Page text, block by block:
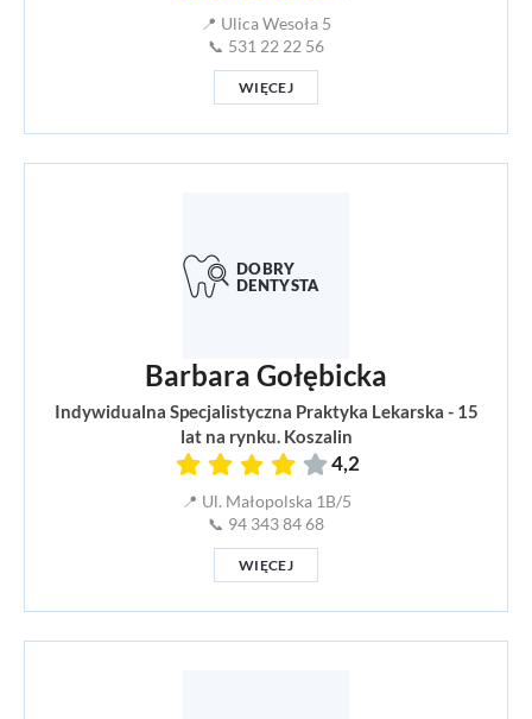
📍 Ulica Wesoła 5
📞 531 22 22 56
WIĘCEJ
Barbara Gołębicka
Indywidualna Specjalistyczna Praktyka Lekarska - 15
lat na rynku. Koszalin
4,2
📍 Ul. Małopolska 1B/5
📞 94 343 84 68
WIĘCEJ